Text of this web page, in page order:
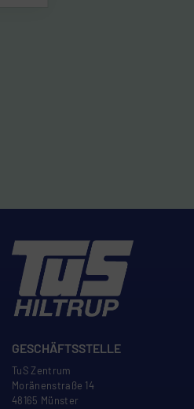
GESCHÄFTSSTELLE
TuS Zentrum
Moränenstraße 14
48165 Münster